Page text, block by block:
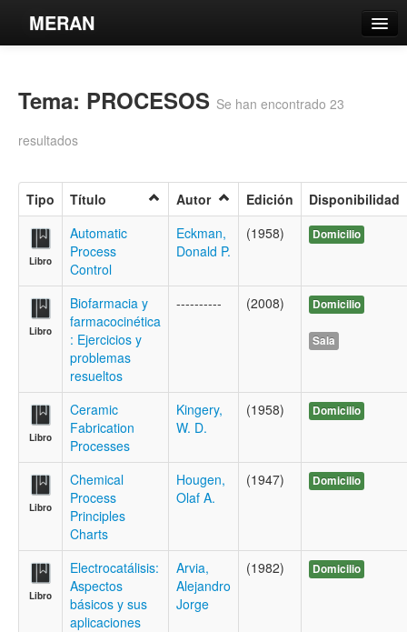
MERAN
Búsqueda Avanzada
Contacto
Iniciar sesión
Tema: PROCESOS Se han encontrado 23
resultados
Tipo Título Autor Edición Disponibilidad
Libro
Automatic
Process
Control
Eckman,
Donald P.
(1958) Domicilio
Libro
Biofarmacia y
farmacocinética
: Ejercicios y
problemas
resueltos
---------- (2008) Domicilio
Sala
Libro
Ceramic
Fabrication
Processes
Kingery,
W. D.
(1958) Domicilio
Libro
Chemical
Process
Principles
Charts
Hougen,
Olaf A.
(1947) Domicilio
Libro
Electrocatálisis:
Aspectos
básicos y sus
aplicaciones
Arvia,
Alejandro
Jorge
(1982) Domicilio